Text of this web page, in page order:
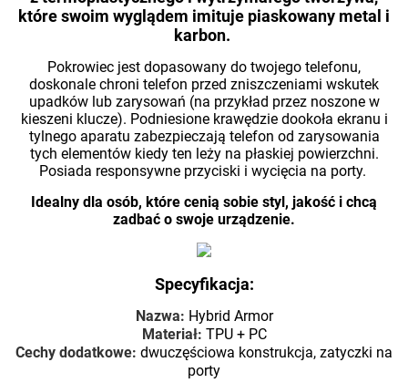
które swoim wyglądem imituje piaskowany metal i
karbon.
Pokrowiec jest dopasowany do twojego telefonu,
doskonale chroni telefon przed zniszczeniami wskutek
upadków lub zarysowań (na przykład przez noszone w
kieszeni klucze). Podniesione krawędzie dookoła ekranu i
tylnego aparatu zabezpieczają telefon od zarysowania
tych elementów kiedy ten leży na płaskiej powierzchni.
Posiada responsywne przyciski i wycięcia na porty.
Idealny dla osób, które cenią sobie styl, jakość i chcą
zadbać o swoje urządzenie.
Specyfikacja:
Nazwa: Hybrid Armor
Materiał: TPU + PC
Cechy dodatkowe: dwuczęściowa konstrukcja, zatyczki na
porty